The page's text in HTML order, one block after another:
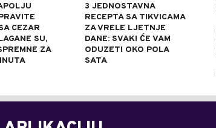
CEZAR
SU,
ZA
3 JEDNOSTAVNA
RECEPTA SA TIKVICAMA
ZA VRELE LJETNJE
DANE: SVAKI ĆE VAM
ODUZETI OKO POLA
SATA